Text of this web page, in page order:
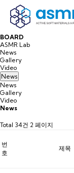
BOARD
ASMR Lab
News
Gallery
Video
News
News
Gallery
Video
News
Total 34건 2 페이지
번
호
제목